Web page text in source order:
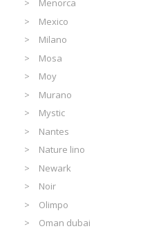
Menorca
Mexico
Milano
Mosa
Moy
Murano
Mystic
Nantes
Nature lino
Newark
Noir
Olimpo
Oman dubai